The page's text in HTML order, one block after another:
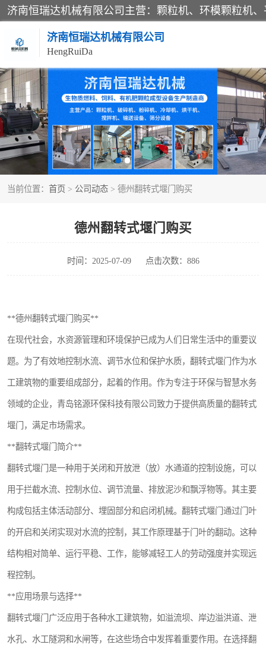
济南恒瑞达机械有限公司
HengRuiDa
当前位置： 首页 > 公司动态 > 德州翻转式堰门购买
德州翻转式堰门购买
时间：2025-07-09 点击次数：886
**德州翻转式堰门购买**
在现代社会，水资源管理和环境保护已成为人们日常生活中的重要议
题。为了有效地控制水流、调节水位和保护水质，翻转式堰门作为水
工建筑物的重要组成部分，起着的作用。作为专注于环保与智慧水务
领域的企业，青岛铭源环保科技有限公司致力于提供高质量的翻转式
堰门，满足市场需求。
**翻转式堰门简介**
翻转式堰门是一种用于关闭和开放泄（放）水通道的控制设施，可以
用于拦截水流、控制水位、调节流量、排放泥沙和飘浮物等。其主要
构成包括主体活动部分、埋固部分和启闭机械。翻转式堰门通过门叶
的开启和关闭实现对水流的控制，其工作原理基于门叶的翻动。这种
结构相对简单、运行平稳、工作，能够减轻工人的劳动强度并实现远
程控制。
**应用场景与选择**
翻转式堰门广泛应用于各种水工建筑物，如溢流坝、岸边溢洪道、泄
水孔、水工隧洞和水闸等，在这些场合中发挥着重要作用。在选择翻
颗粒机
平模颗粒机
秸秆颗粒机
燃料颗粒机
滚筒筛
锯末滚筒筛